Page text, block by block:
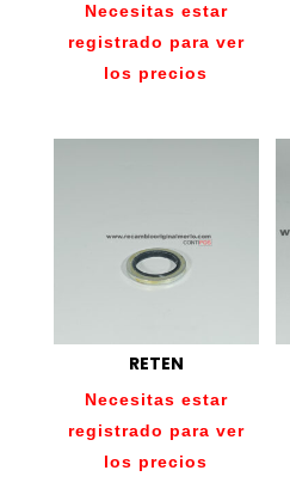
Necesitas estar
registrado para ver
los precios
RETEN
Necesitas estar
registrado para ver
los precios